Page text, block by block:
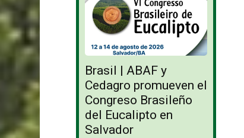
Brasil | ABAF y
Cedagro promueven el
Congreso Brasileño
del Eucalipto en
Salvador